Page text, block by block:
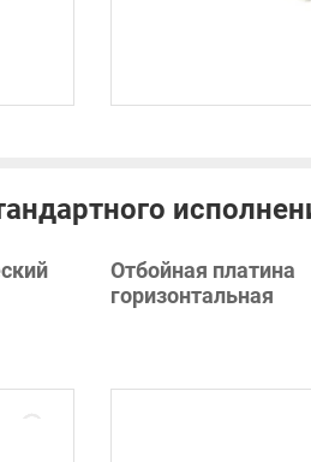
Отбойная платина
горизонтальная